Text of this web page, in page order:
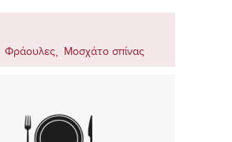
Φράουλες, Μοσχάτο σπίνας